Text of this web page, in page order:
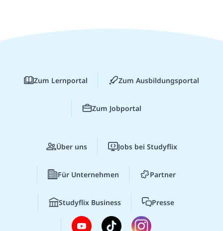
Zum Lernportal Zum Ausbildungsportal
Zum Jobportal
Über uns Jobs bei Studyflix
Für Unternehmen Partner
Studyflix Business Presse